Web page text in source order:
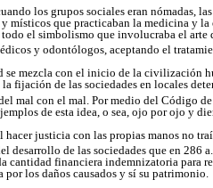
los grupos sociales eran nómadas,
y místicos que practicaban la medicina y
el simbolismo que involucraba el
y odontólogos, aceptando el
se mezcla con el inicio de la civilización
fijación de las sociedades en locales
mal con el mal. Por medio del Código
de esta idea, o sea, ojo por ojo y
justicia con las propias manos no
desarrollo de las sociedades que en 286
cantidad financiera indemnizatoria para
por los daños causados y sí su patrimonio.